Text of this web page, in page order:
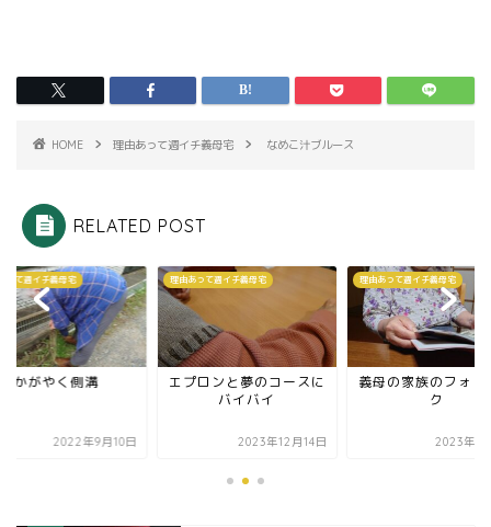
HOME 理由あって週イチ義母宅 なめこ汁ブルース
RELATED POST
って週イチ義母宅
かがやく側溝
2022年9月10日
理由あって週イチ義母宅
エプロンと夢のコースに
バイバイ
2023年12月14日
理由あって週イチ義母宅
義母の家族のフォト
ク
2023年6